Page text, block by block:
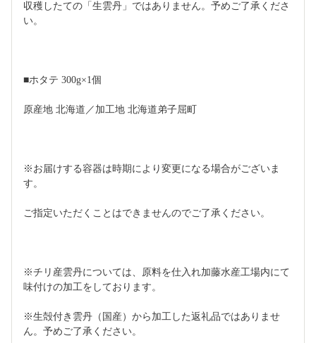
収穫したての「生雲丹」ではありません。予めご了承くださ
い。
■ホタテ 300g×1個
原産地 北海道／加工地 北海道弟子屈町
※お届けする容器は時期により変更になる場合がございま
す。
ご指定いただくことはできませんのでご了承ください。
※チリ産雲丹については、原料を仕入れ加藤水産工場内にて
味付けの加工をしております。
※生殻付き雲丹（国産）から加工した返礼品ではありませ
ん。予めご了承ください。